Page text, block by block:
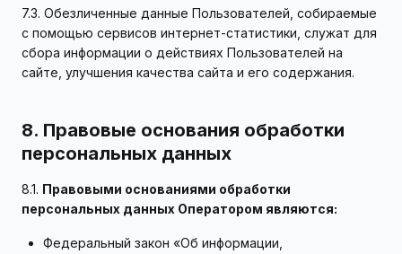
7.3. Обезличенные данные Пользователей, собираемые
с помощью сервисов интернет-статистики, служат для
сбора информации о действиях Пользователей на
сайте, улучшения качества сайта и его содержания.
8. Правовые основания обработки
персональных данных
8.1. Правовыми основаниями обработки
персональных данных Оператором являются:
Федеральный закон «Об информации,